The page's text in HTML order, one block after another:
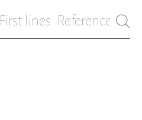
First lines References